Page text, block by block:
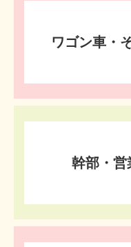
ワゴン車・
幹部・ 営